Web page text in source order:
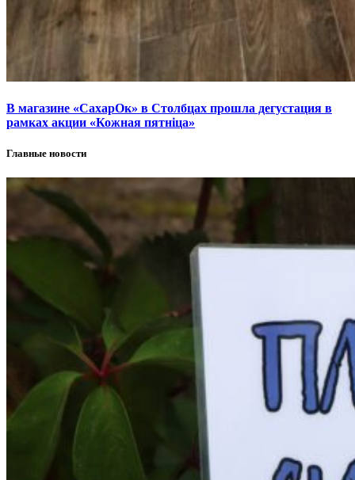
В магазине «СахарОк» в Столбцах прошла дегустация в
рамках акции «Кожная пятніца»
Главные новости